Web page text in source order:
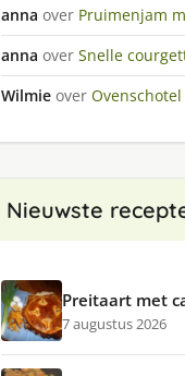
anna over Pruimenjam
anna over Snelle
Wilmie over
Nieuwste
Preitaart met
7 augustus 2026